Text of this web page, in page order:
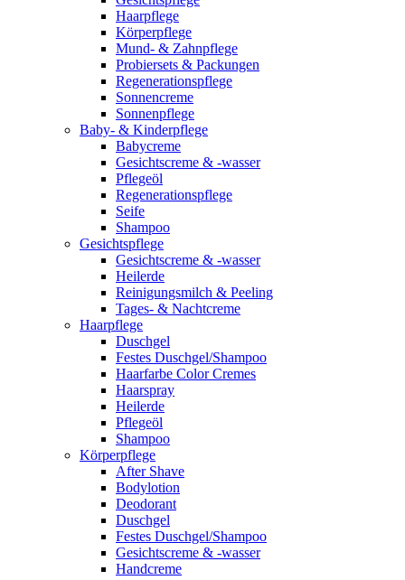
Haarpflege
Körperpflege
Mund- & Zahnpflege
Probiersets & Packungen
Regenerationspflege
Sonnencreme
Sonnenpflege
Baby- & Kinderpflege
Babycreme
Gesichtscreme & -wasser
Pflegeöl
Regenerationspflege
Seife
Shampoo
Gesichtspflege
Gesichtscreme & -wasser
Heilerde
Reinigungsmilch & Peeling
Tages- & Nachtcreme
Haarpflege
Duschgel
Festes Duschgel/Shampoo
Haarfarbe Color Cremes
Haarspray
Heilerde
Pflegeöl
Shampoo
Körperpflege
After Shave
Bodylotion
Deodorant
Duschgel
Festes Duschgel/Shampoo
Gesichtscreme & -wasser
Handcreme